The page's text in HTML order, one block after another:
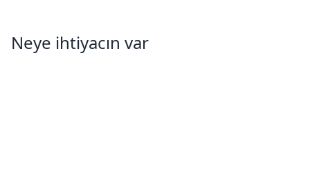
Neye ihtiyacın var